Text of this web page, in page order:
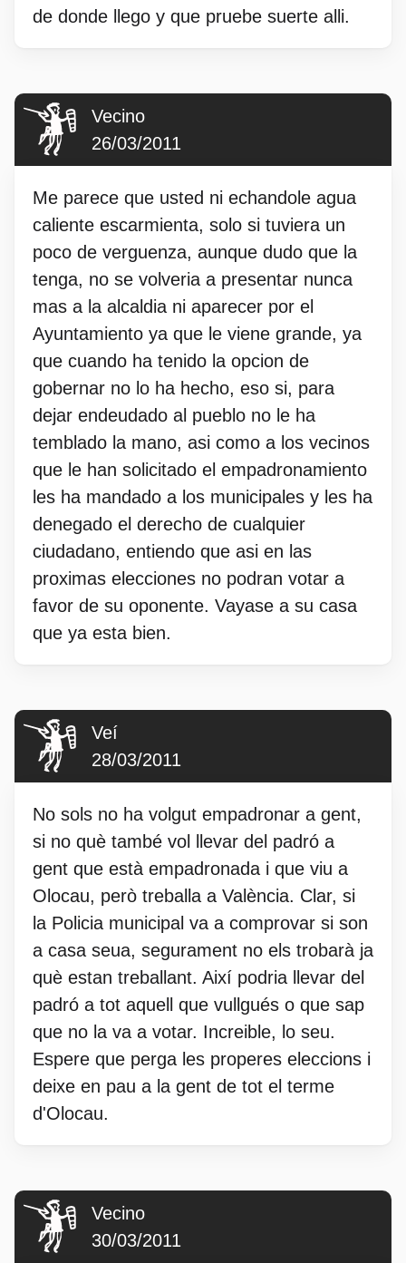
de donde llego y que pruebe suerte alli.
Vecino
26/03/2011
Me parece que usted ni echandole agua
caliente escarmienta, solo si tuviera un
poco de verguenza, aunque dudo que la
tenga, no se volveria a presentar nunca
mas a la alcaldia ni aparecer por el
Ayuntamiento ya que le viene grande, ya
que cuando ha tenido la opcion de
gobernar no lo ha hecho, eso si, para
dejar endeudado al pueblo no le ha
temblado la mano, asi como a los vecinos
que le han solicitado el empadronamiento
les ha mandado a los municipales y les ha
denegado el derecho de cualquier
ciudadano, entiendo que asi en las
proximas elecciones no podran votar a
favor de su oponente. Vayase a su casa
que ya esta bien.
Veí
28/03/2011
No sols no ha volgut empadronar a gent,
si no què també vol llevar del padró a
gent que està empadronada i que viu a
Olocau, però treballa a València. Clar, si
la Policia municipal va a comprovar si son
a casa seua, segurament no els trobarà ja
què estan treballant. Així podria llevar del
padró a tot aquell que vullgués o que sap
que no la va a votar. Increible, lo seu.
Espere que perga les properes eleccions i
deixe en pau a la gent de tot el terme
d'Olocau.
Vecino
30/03/2011